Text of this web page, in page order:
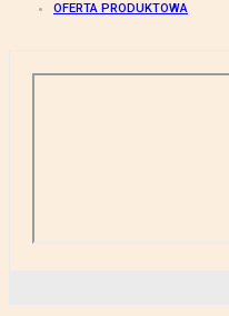
OFERTA PRODUKTOWA